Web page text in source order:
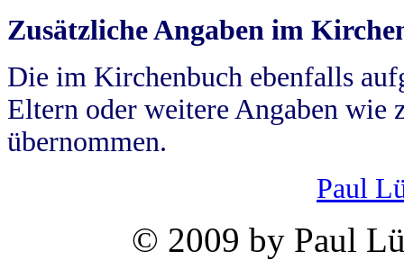
Zusätzliche Angaben im
Die im Kirchenbuch ebenfalls
Eltern oder weitere Angaben wie
übernommen.
Paul
© 2009 by Paul